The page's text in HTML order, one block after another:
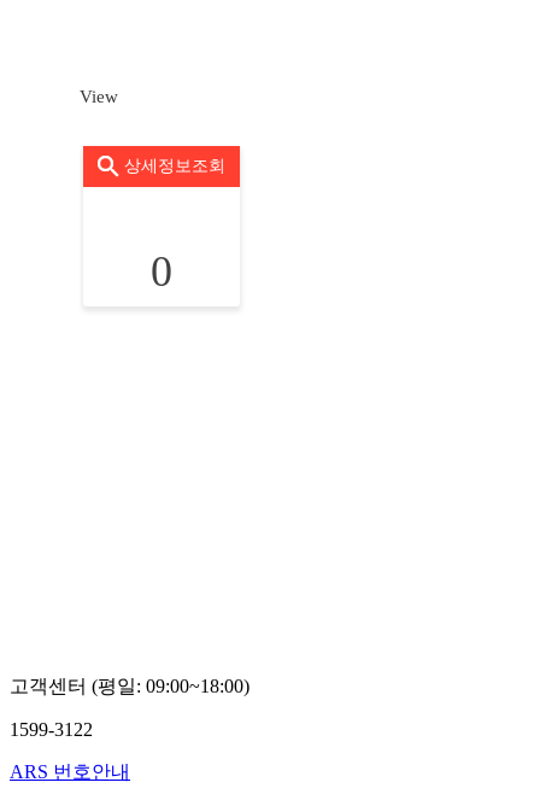
View
상세정보조회
0
고객센터 (평일: 09:00~18:00)
1599-3122
ARS 번호안내